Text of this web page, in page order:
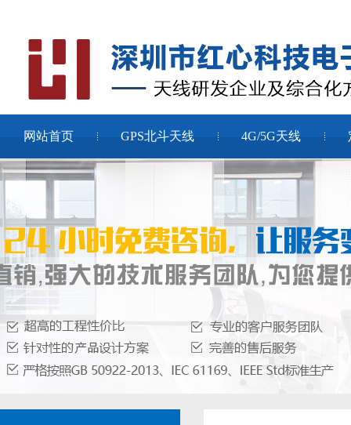
网站首页 GPS北斗天线 4G/5G天线